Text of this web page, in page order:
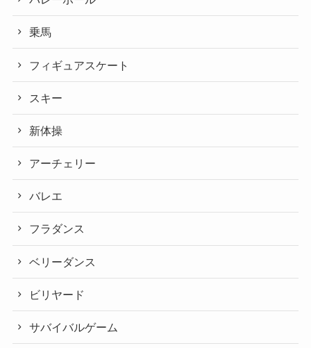
乗馬
フィギュアスケート
スキー
新体操
アーチェリー
バレエ
フラダンス
ベリーダンス
ビリヤード
サバイバルゲーム